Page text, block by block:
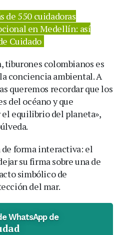
de 550 cuidadoras
en Medellín: así
Cuidado
tiburones colombianos es
conciencia ambiental. A
queremos recordar que los
del océano y que
equilibrio del planeta»,
forma interactiva: el
su firma sobre una de
simbólico de
del mar.
WhatsApp de